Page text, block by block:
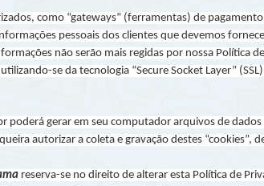
como “gateways” (ferramentas) de
pessoais dos clientes que devemos
não serão mais regidas por nossa Política
se da tecnologia “Secure Socket Layer”
poderá gerar em seu computador arquivos de
autorizar a coleta e gravação destes
reserva-se no direito de alterar esta Política de